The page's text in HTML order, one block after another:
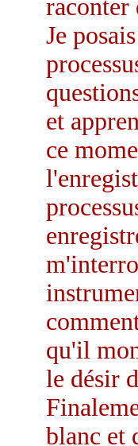
raconter
Je
et
ce
qu'il
le désir
blanc et